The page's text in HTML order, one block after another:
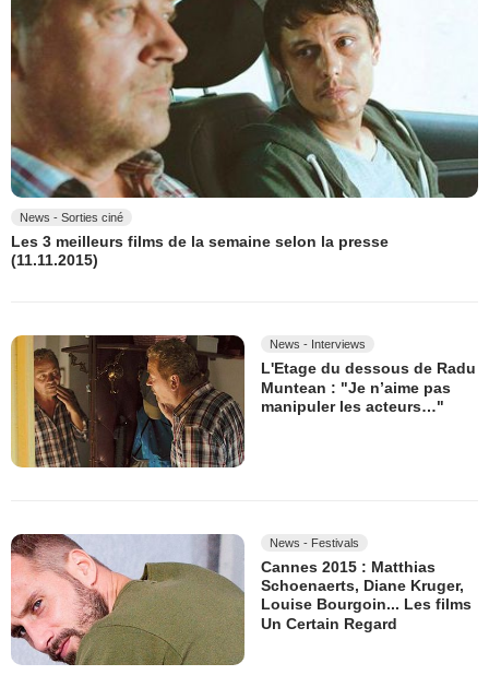
News - Sorties ciné
Les 3 meilleurs films de la semaine selon la presse
(11.11.2015)
News - Interviews
L'Etage du dessous de Radu
Muntean : "Je n’aime pas
manipuler les acteurs…"
News - Festivals
Cannes 2015 : Matthias
Schoenaerts, Diane Kruger,
Louise Bourgoin... Les films
Un Certain Regard